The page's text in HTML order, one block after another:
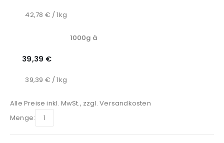
42,78 € / 1kg
1000g à
39,39 €
39,39 € / 1kg
Alle Preise inkl. MwSt., zzgl.Versandkosten
Menge: